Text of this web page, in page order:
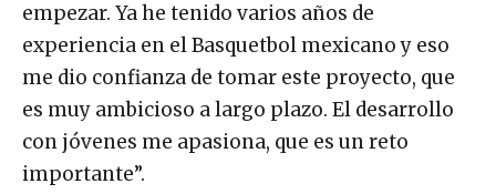
empezar. Ya he tenido varios años de
experiencia en el Basquetbol mexicano y eso
me dio confianza de tomar este proyecto, que
es muy ambicioso a largo plazo. El desarrollo
con jóvenes me apasiona, que es un reto
importante”.